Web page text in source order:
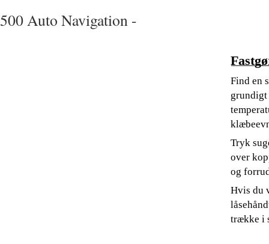
500 Auto Navigation -
Find en
grundigt
Tryk
over
og
Hvis du
trække i